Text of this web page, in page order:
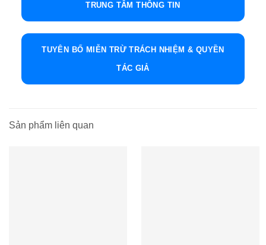
TRUNG TÂM THÔNG TIN
TUYÊN BỐ MIỄN TRỪ TRÁCH NHIỆM & QUYỀN
TÁC GIẢ
Sản phẩm liên quan